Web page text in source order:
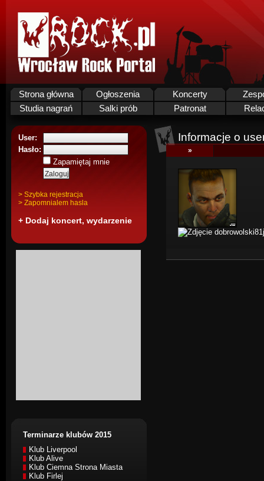
Strona główna Ogłoszenia Koncerty
Studia nagrań
Salki prób Patronat
User:
Hasło:
Zapamiętaj mnie
> Szybka rejestracja
> Zapomnialem hasla
+ Dodaj koncert, wydarzenie
Terminarze klubów 2015
Klub Liverpool
Klub Alive
Klub Ciemna Strona Miasta
Klub Firlej
Informacje o
»